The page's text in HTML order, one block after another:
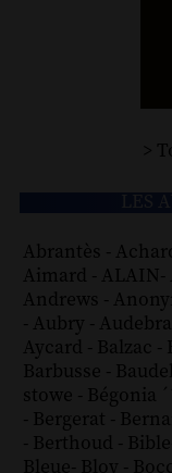
>
Abrantès -
Aimard - ALAIN-
Andrews -
- Aubry -
Aycard - Balzac -
Barbusse -
stowe - Bégonia
- Bergerat -
- Berthoud - Bible
Bleue- Bloy -